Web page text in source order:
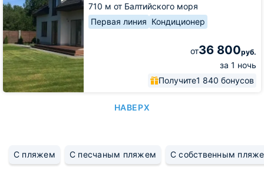
710 м от Балтийского моря
Первая линия Кондиционер
от36 800руб.
за 1 ночь
Получите1 840 бонусов
НАВЕРХ
С пляжем С песчаным пляжем С собственным